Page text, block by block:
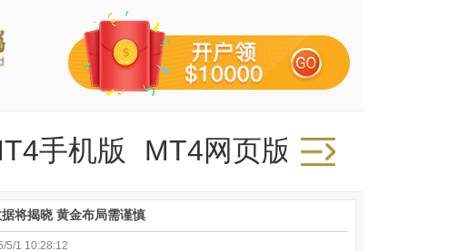
手机版 MT4网页版
将揭晓 黄金布局需谨慎
5/1 10:28:12